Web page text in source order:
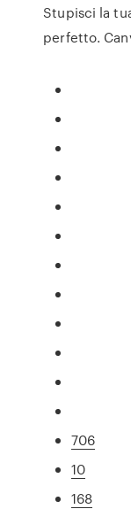
Stupisci la
perfetto.
706
10
168